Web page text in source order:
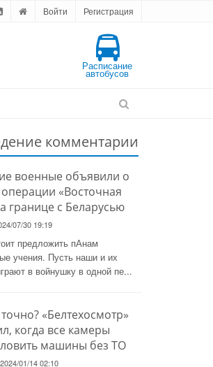
Войти Регистрация
Расписание
автобусов
комментарии
военные объявили о
«Восточная
границе с Беларусью
07/30 19:19
предложить пАнам
учения. Пусть наши и их
в войнушку в одной пе...
«Белтехосмотр»
когда все камеры
машины без ТО
01/14 02:10